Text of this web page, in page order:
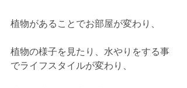
植物があることでお部屋が変わり、
植物の様子を見たり、水やりをする事
でライフスタイルが変わり、